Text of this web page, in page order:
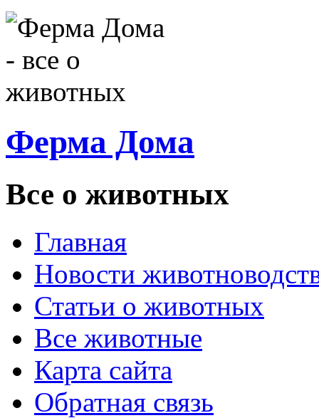
Ферма Дома
Все о животных
Главная
Новости
Статьи о животных
Все животные
Карта сайта
Обратная связь